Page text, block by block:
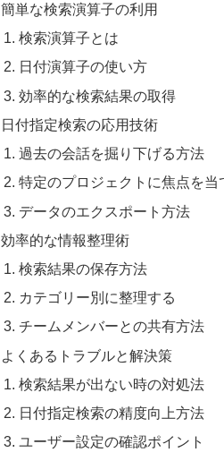
簡単な検索演算子の利用
検索演算子とは
日付演算子の使い方
効率的な検索結果の取得
日付指定検索の応用技術
過去の会話を掘り下げる方法
特定のプロジェクトに焦点を当
データのエクスポート方法
効率的な情報整理術
検索結果の保存方法
カテゴリー別に整理する
チームメンバーとの共有方法
よくあるトラブルと解決策
検索結果が出ない時の対処法
日付指定検索の精度向上方法
ユーザー設定の確認ポイント